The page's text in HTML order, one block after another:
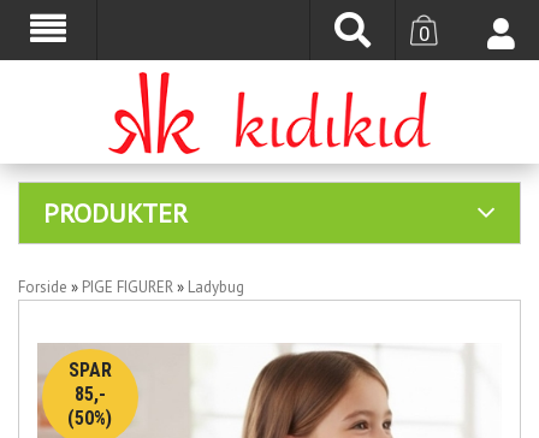
0
PRODUKTER
Forside » PIGE FIGURER» Ladybug
SPAR
85,-
(50%)